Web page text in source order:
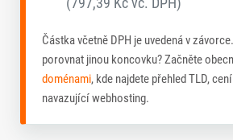
Částka včetně DPH je uvedená v
porovnat jinou koncovku? Začněte
doménami, kde najdete přehled TLD,
navazující webhosting.